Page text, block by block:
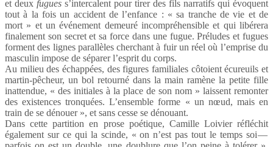
et deux fugues s’intercalent pour tirer des fils narra­tifs qui évoquent
tout à la fois un acci­dent de l’enfance : « sa tranche de vie et de
mort » et un événe­ment demeuré incom­pré­hen­sible et qui libé­rera
fina­le­ment son secret et sa force dans une fugue. Préludes et fugues
forment des lignes paral­lèles cher­chant à fuir un réel où l’emprise du
mascu­lin impose de sépa­rer l’esprit du corps.
Au milieu des échap­pées, des figures fami­liales côtoient écureuils et
martin-​pêcheur, un bol retourné dans la main ramène la petite fille
inat­ten­due, « des initiales à la place de son nom » laissent remon­ter
des exis­tences tron­quées. L’ensemble forme « un nœud, mais en
train de se dénouer », et sans cesse se dénouant.
Dans cette parti­tion en prose poétique, Camille Loivier réflé­chit
égale­ment sur ce qui la scinde, « on n’est pas tout le temps soi —